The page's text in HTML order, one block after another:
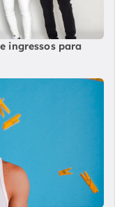
ingressos para